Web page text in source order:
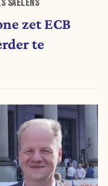
SAELENS
zet ECB
te